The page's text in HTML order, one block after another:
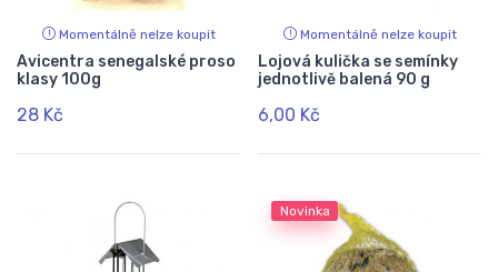
Momentálně nelze koupit
Avicentra senegalské proso
klasy 100g
28 Kč
Momentálně nelze koupit
Lojová kulička se semínky
jednotlivě balená 90 g
6,00 Kč
Novinka